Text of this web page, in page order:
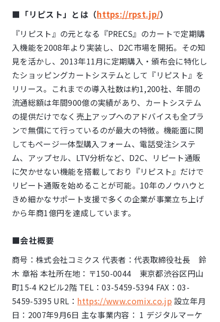
■「リピスト」とは（https://rpst.jp/）
『リピスト』の元となる『PRECS』のカートで定期購
入機能を2008年より実装し、D2C市場を開拓。その知
見を活かし、2013年11月に定期購入・頒布会に特化し
たショッピングカートシステムとして『リピスト』を
リリース。これまでの導入社数は約1,200社、年間の
流通総額は年間900億の実績があり、カートシステム
の提供だけでなく売上アップへのアドバイスも全プラ
ンで無償にて行っているのが最大の特徴。機能面に関
してもページ一体型購入フォーム、電話受注システ
ム、アップセル、LTV分析など、D2C、リピート通販
に欠かせない機能を搭載しており『リピスト』だけで
リピート通販を始めることが可能。10年のノウハウと
きめ細かなサポート支援で多くの企業が事業立ち上げ
から年商1億円を達成しています。
■会社概要
商号：株式会社コミクス 代表者：代表取締役社長 鈴
木 章裕 本社所在地：〒150-0044 東京都渋谷区円山
町15-4 K2ビル2階 TEL：03-5459-5394 FAX：03-
5459-5395 URL： https://www.comix.co.jp設立年月
日：2007年9月6日 主な事業内容： 1 デジタルマーケ